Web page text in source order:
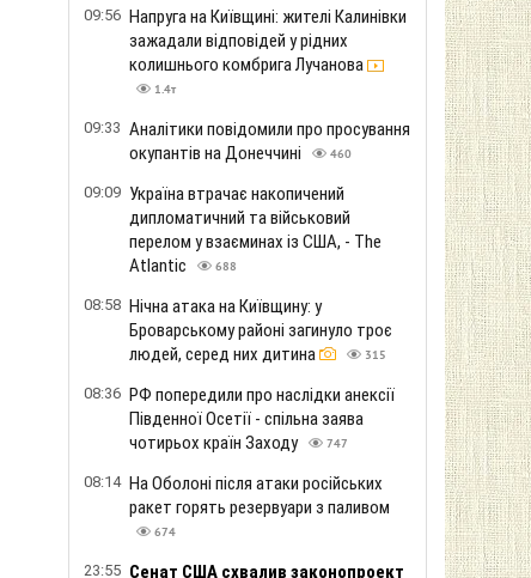
09:56 Напруга на Київщині: жителі Калинівки
зажадали відповідей у ​​рідних
колишнього комбрига Лучанова
1.4т
09:33 Аналітики повідомили про просування
окупантів на Донеччині
460
09:09 Україна втрачає накопичений
дипломатичний та військовий
перелом у взаєминах із США, - The
Atlantic
688
08:58 Нічна атака на Київщину: у
Броварському районі загинуло троє
людей, серед них дитина
315
08:36 РФ попередили про наслідки анексії
Південної Осетії - спільна заява
чотирьох країн Заходу
747
08:14 На Оболоні після атаки російських
ракет горять резервуари з паливом
674
23:55 Сенат США схвалив законопроект